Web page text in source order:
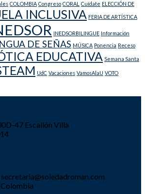
COLOMBIA Congreso CORAL Cuídate ELECCIÓN DE
INCLUSIVA FERIA DE ARTÍSTICA
INEDSORBILINGUE Información
DE SEÑAS MÚSICA Ponencia Receso
EDUCATIVA Semana Santa
UdC Vacaciones VamosAlaU VOTO
47 Escallón Villa